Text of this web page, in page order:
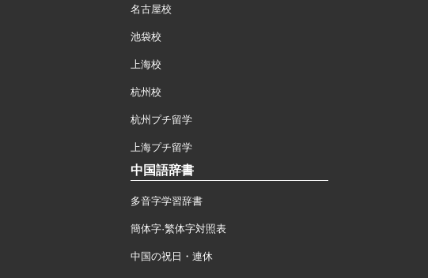
名古屋校
池袋校
上海校
杭州校
杭州プチ留学
上海プチ留学
中国語辞書
多音字学習辞書
簡体字·繁体字対照表
中国の祝日・連休